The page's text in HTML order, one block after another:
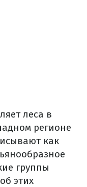
леса в
регионе
как
группы
этих